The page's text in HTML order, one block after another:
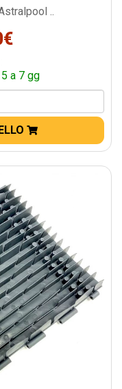
..
a 7 gg